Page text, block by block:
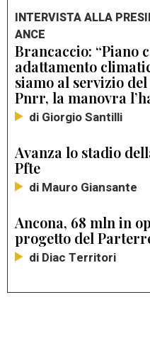
INTERVISTA ALLA
ANCE
Brancaccio: “Piano
adattamento
siamo al servizio
Pnrr, la manovra
di Giorgio Santilli
Avanza lo stadio
Pfte
di Mauro Giansante
Ancona, 68 mln in
progetto del
di Diac Territori